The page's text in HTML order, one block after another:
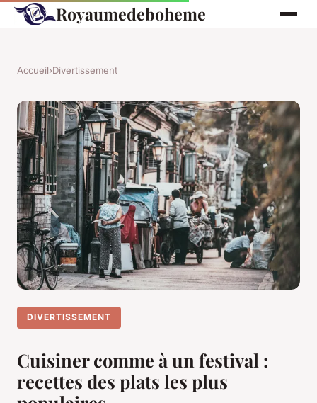
Royaumedeboheme
Accueil›Divertissement
DIVERTISSEMENT
Cuisiner comme à un festival :
recettes des plats les plus